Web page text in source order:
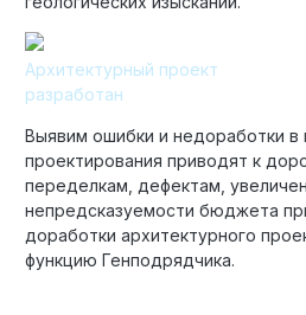
Архитектурный проект
разработан
Выявим ошибки и недоработки в
проектирования приводят к
переделкам, дефектам,
непредсказуемости бюджета
доработки архитектурного
функцию Генподрядчика.